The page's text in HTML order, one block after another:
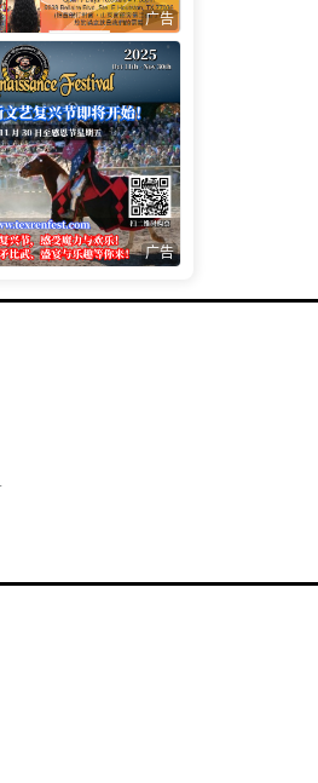
广告
广告